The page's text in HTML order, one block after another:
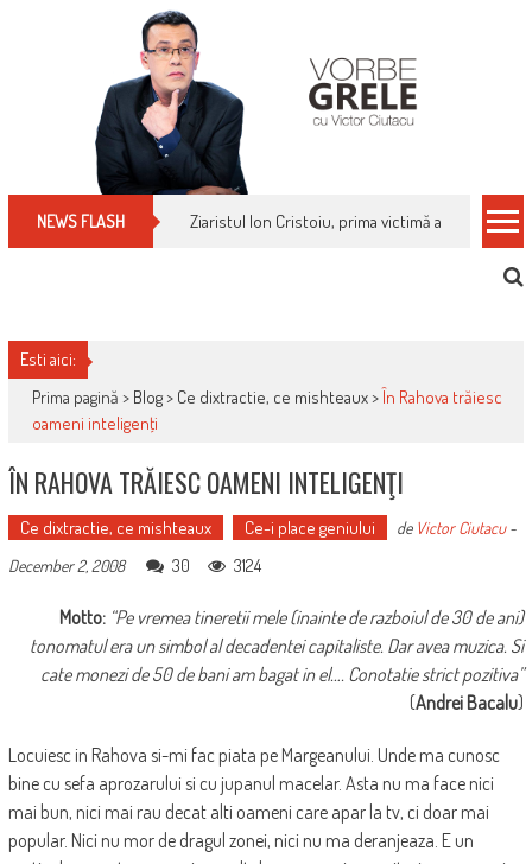
NEWS FLASH Cum îți schimbi, rapid, gratuit și eficient,
Esti aici:
Prima pagină > Blog> Ce dixtractie, ce mishteaux> În Rahova trăiesc
oameni inteligenţi
ÎN RAHOVA TRĂIESC OAMENI INTELIGENŢI
Ce dixtractie, ce mishteaux Ce-i place geniului de Victor Ciutacu-
December 2, 2008
30 3124
Motto: “Pe vremea tineretii mele (inainte de razboiul de 30 de ani)
tonomatul era un simbol al decadentei capitaliste. Dar avea muzica. Si
cate monezi de 50 de bani am bagat in el…. Conotatie strict pozitiva”
(Andrei Bacalu)
Locuiesc in Rahova si-mi fac piata pe Margeanului. Unde ma cunosc
bine cu sefa aprozarului si cu jupanul macelar. Asta nu ma face nici
mai bun, nici mai rau decat alti oameni care apar la tv, ci doar mai
popular. Nici nu mor de dragul zonei, nici nu ma deranjeaza. E un